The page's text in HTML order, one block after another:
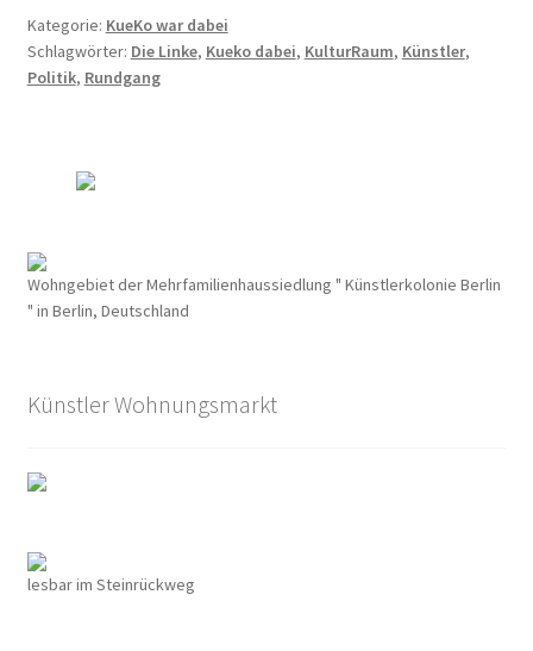
Alexander Graf Stenbock-Fermor
Berlin im Film der Zwanziger Jahre
Damals war’s……Sanary-Sur-Mer
Kategorie: KueKo war dabei
Schlagwörter: Die Linke, Kueko dabei, KulturRaum, Künstler,
Politik, Rundgang
Wohngebiet der Mehrfamilienhaussiedlung " Künstlerkolonie Berlin
" in Berlin, Deutschland
Künstler Wohnungsmarkt
lesbar im Steinrückweg